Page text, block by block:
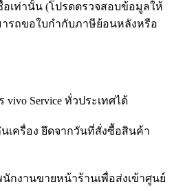
อเท่านั้น (โปรดตรวจสอบข้อมูลให้
รถขอใบกำกับภาษีย้อนหลังหรือ
Service ทั่วประเทศได้
เครื่อง ยึดจากวันที่สั่งซื้อสินค้า
กงานขายหน้าร้านเพื่อส่งเข้าศูนย์